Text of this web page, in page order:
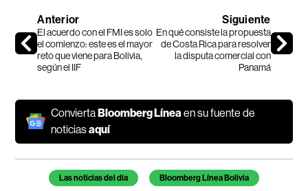
Anterior
El acuerdo con el FMI es solo
el comienzo: este es el mayor
reto que viene para Bolivia,
según el IIF
Siguiente
En qué consiste la propuesta
de Costa Rica para resolver
la disputa comercial con
Panamá
ConviertaBloomberg Línea en su fuente de
noticiasaquí
Temas de este artículo
Las noticias del día Bloomberg Línea Bolivia